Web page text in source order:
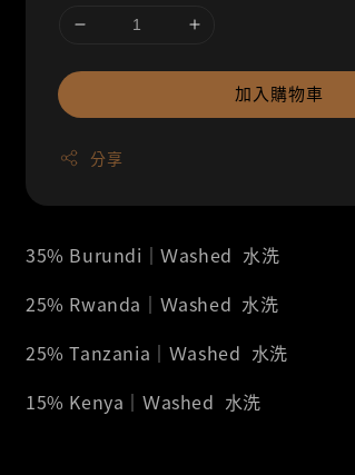
加入購物車
分享
35% Burundi｜Ｗashed 水洗
25% Rwanda｜Ｗashed 水洗
25% Tanzania｜Ｗashed 水洗
15% Kenya｜Ｗashed 水洗